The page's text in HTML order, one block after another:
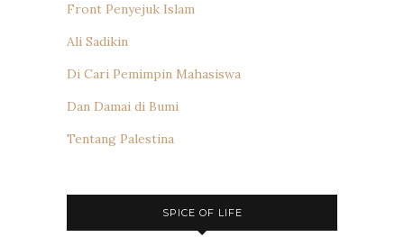
Front Penyejuk Islam
Ali Sadikin
Di Cari Pemimpin Mahasiswa
Dan Damai di Bumi
Tentang Palestina
SPICE OF LIFE